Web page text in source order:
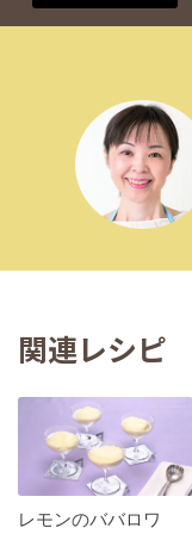
関連レシピ
レモンのババロワ